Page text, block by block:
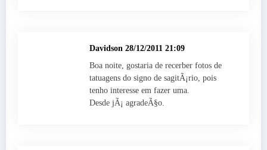
Davidson 28/12/2011 21:09
Boa noite, gostaria de recerber fotos de
tatuagens do signo de sagitÃ¡rio, pois
tenho interesse em fazer uma.
Desde jÃ¡ agradeÃ§o.